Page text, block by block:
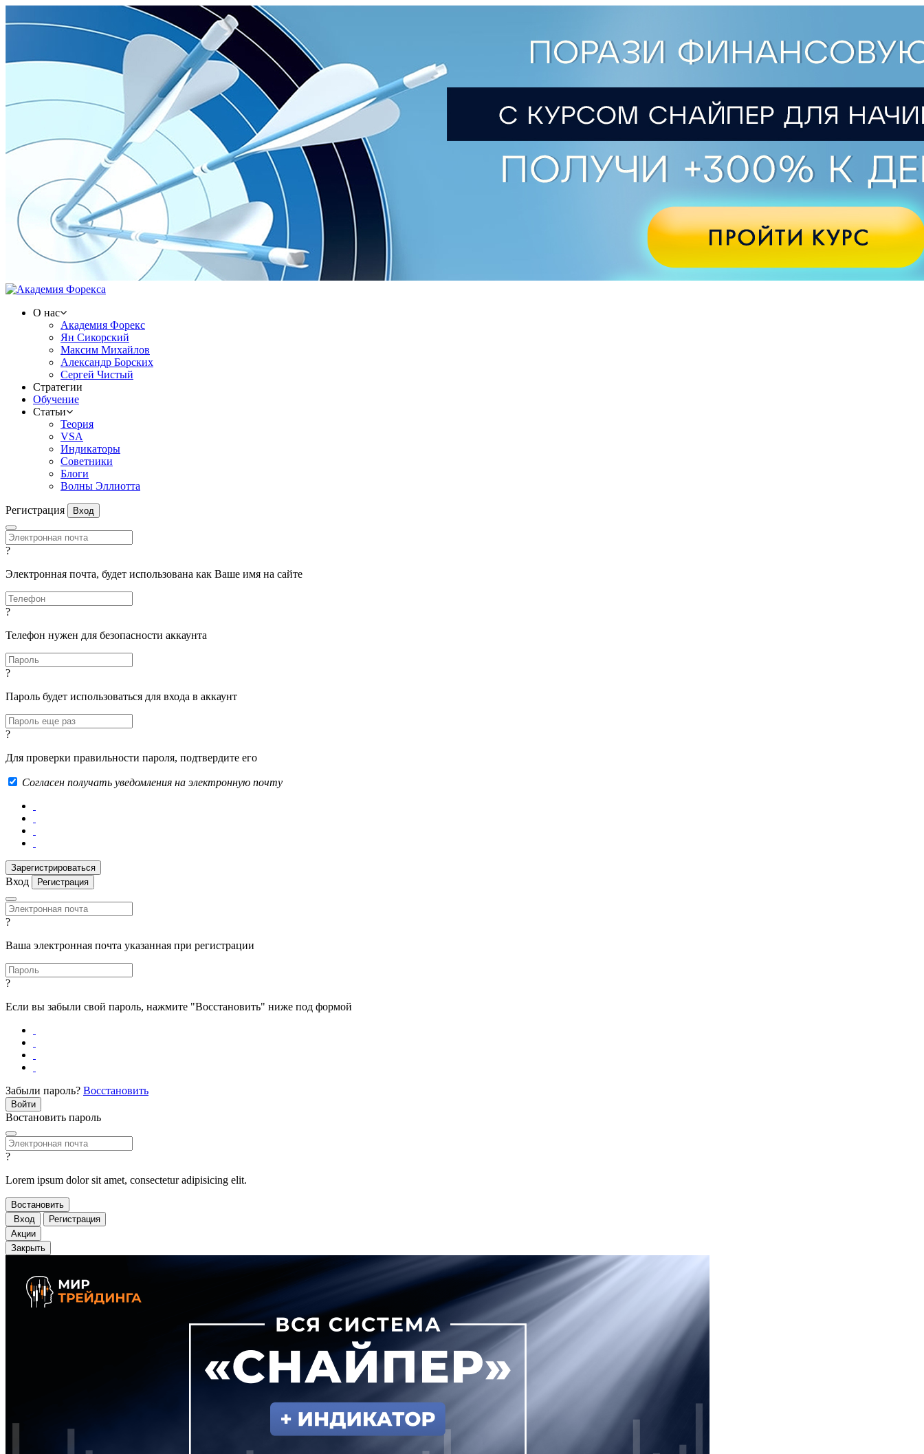
О нас
Академия Форекс
Ян Сикорский
Максим Михайлов
Александр Борских
Сергей Чистый
Стратегии
Обучение
Статьи
Теория
VSA
Индикаторы
Советники
Блоги
Волны Эллиотта
Регистрация Вход
?
Электронная почта, будет использована как Ваше имя на сайте
?
Телефон нужен для безопасности аккаунта
?
Пароль будет использоваться для входа в аккаунт
?
Для проверки правильности пароля, подтвердите его
Согласен получать уведомления на электронную почту
Вход Регистрация
?
Ваша электронная почта указанная при регистрации
?
Если вы забыли свой пароль, нажмите "Восстановить" ниже под формой
Забыли пароль? Восстановить
Востановить пароль
?
Lorem ipsum dolor sit amet, consectetur adipisicing elit.
Вход
Регистрация
Акции
Закрыть